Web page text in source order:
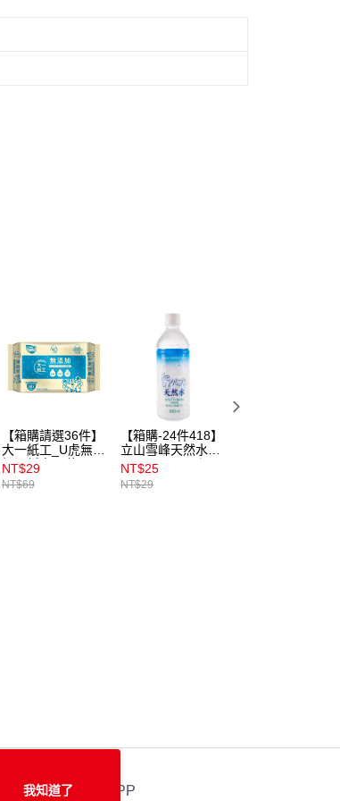
【箱購請選36件】
大一紙工_U虎無添
加濕紙巾80枚
NT$29
NT$69
【箱購-24件418】
立山雪峰天然水
500ml 👉下單選
24件立享優惠
NT$25
NT$29
官方APP
我知道了